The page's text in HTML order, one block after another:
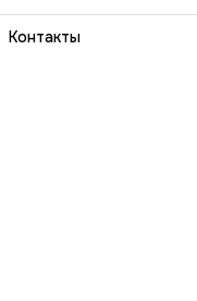
Контакты